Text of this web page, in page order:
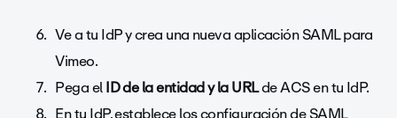
Ve a tu IdP y crea una nueva aplicación SAML para
Vimeo.
Pega elID de la entidad y la URLde ACS en tu IdP.